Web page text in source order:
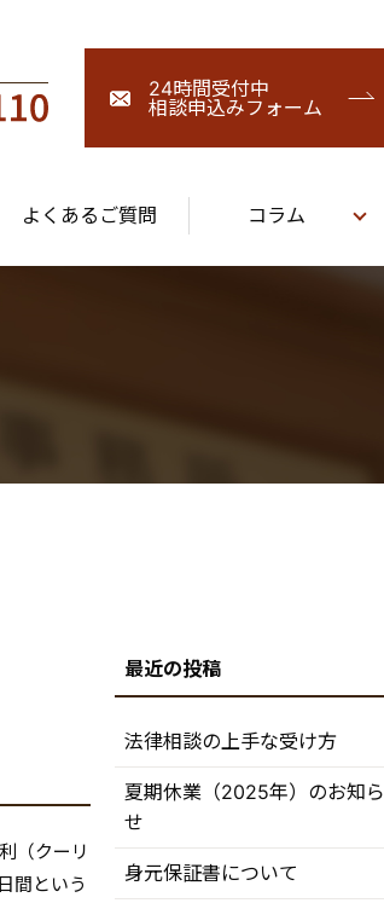
よくあるご質問 コラム
24時間受付中
相談申込みフォーム
（クーリ
間という
法律相談の上手な受け方
夏期休業（2025年）のお知ら
せ
身元保証書について